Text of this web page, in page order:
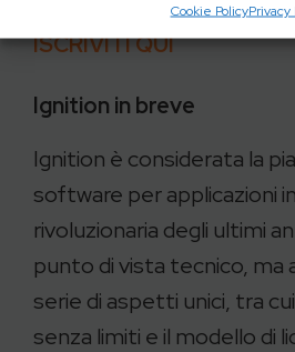
Cookie PolicyPrivacy
ISCRIVITI QUI
Ignition in breve
Ignition è considerata la
software per applicazioni
rivoluzionaria degli ultimi
punto di vista tecnico, ma
serie di aspetti unici, tra
senza limiti e il modello di